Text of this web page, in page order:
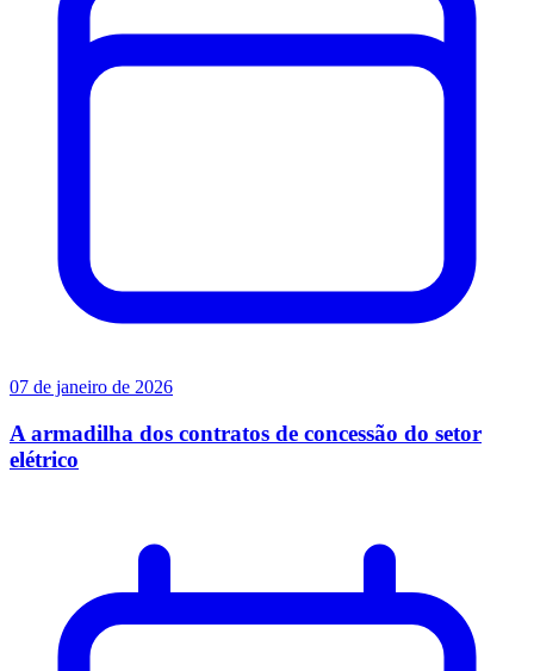
07 de janeiro de 2026
A armadilha dos contratos de concessão do setor
elétrico